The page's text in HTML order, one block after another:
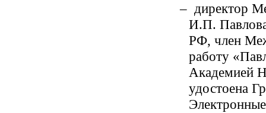
– директор
И.П.
РФ, член
работу
Академией
удостоена